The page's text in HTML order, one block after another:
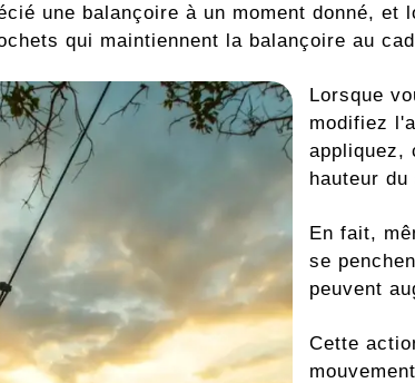
une balançoire à un moment donné,
qui maintiennent la balançoire au
Lorsque
modifiez
appliquez,
hauteur du
En fait,
se
peuvent
Cette